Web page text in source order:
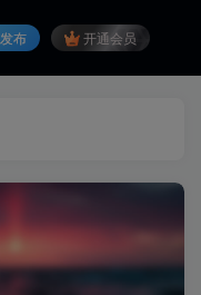
发布 开通会员